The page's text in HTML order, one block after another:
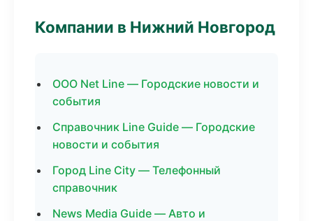
Компании в Нижний Новгород
ООО Net Line — Городские новости и
события
Справочник Line Guide — Городские
новости и события
Город Line City — Телефонный
справочник
News Media Guide — Авто и